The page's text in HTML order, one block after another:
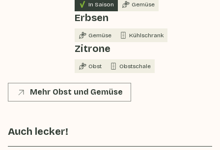
In Saison Gemüse
Erbsen
Gemüse Kühlschrank
Zitrone
Obst Obstschale
Mehr Obst und Gemüse
Auch lecker!